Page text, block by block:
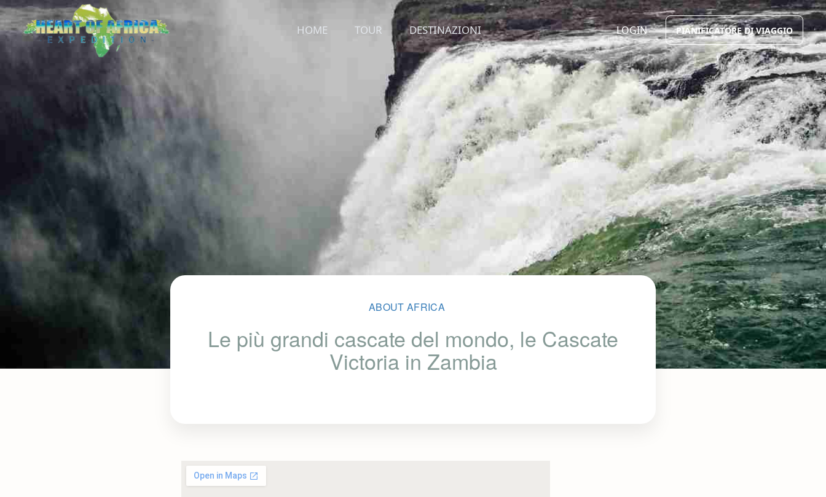
HOME TOUR DESTINAZIONI LOGIN PIANIFICATORE DI VIAGGIO
ABOUT AFRICA
Le più grandi cascate del mondo, le Cascate
Victoria in Zambia